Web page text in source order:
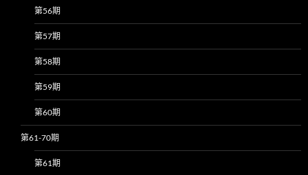
第56期
第57期
第58期
第59期
第60期
第61-70期
第61期